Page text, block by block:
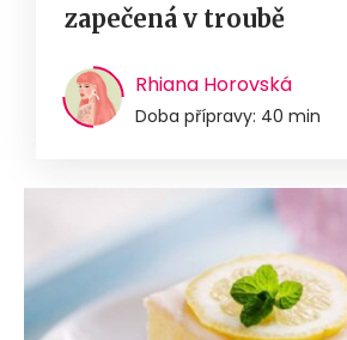
zapečená v troubě
Rhiana Horovská
Doba přípravy: 40 min